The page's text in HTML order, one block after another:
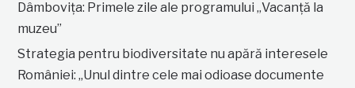
Dâmbovița: Primele zile ale programului „Vacanță la
muzeu”
Strategia pentru biodiversitate nu apără interesele
României: „Unul dintre cele mai odioase documente